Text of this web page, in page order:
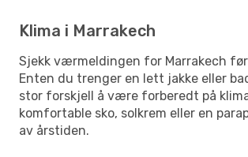
Klima i Marrakech
Sjekk værmeldingen for Marrakech før
Enten du trenger en lett jakke eller
stor forskjell å være forberedt på
komfortable sko, solkrem eller en
av årstiden.